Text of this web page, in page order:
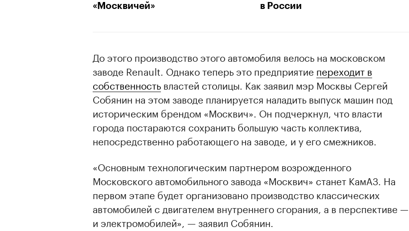
«Москвичей»
в России
До этого производство этого автомобиля велось на московском
заводе Renault. Однако теперь это предприятие переходит в
собственность властей столицы. Как заявил мэр Москвы Сергей
Собянин на этом заводе планируется наладить выпуск машин под
историческим брендом «Москвич». Он подчеркнул, что власти
города постараются сохранить большую часть коллектива,
непосредственно работающего на заводе, и у его смежников.
«Основным технологическим партнером возрожденного
Московского автомобильного завода «Москвич» станет КамАЗ. На
первом этапе будет организовано производство классических
автомобилей с двигателем внутреннего сгорания, а в перспективе —
и электромобилей», — заявил Собянин.